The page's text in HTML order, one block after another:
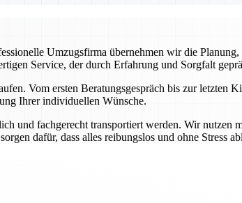
Umzugsfirma übernehmen wir die Planung,
Service, der durch Erfahrung und Sorgfalt
Vom ersten Beratungsgespräch bis zur letzten
Ihrer individuellen Wünsche.
und fachgerecht transportiert werden. Wir nutzen
dafür, dass alles reibungslos und ohne Stress